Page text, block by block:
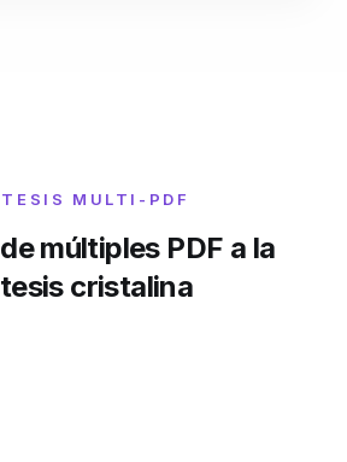
MULTI-PDF
múltiples PDF a la
cristalina